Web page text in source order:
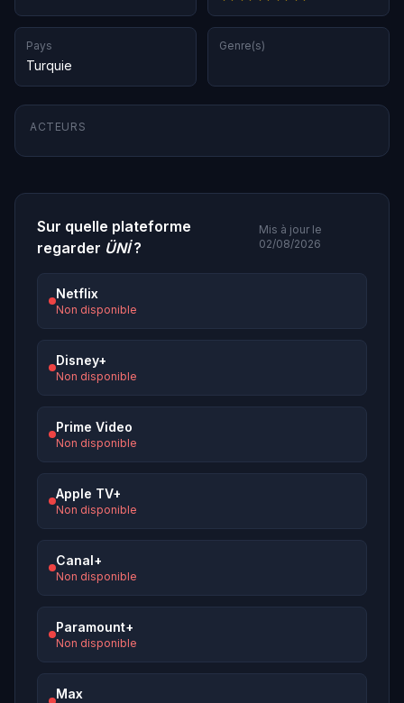
Pays
Turquie
Genre(s)
ACTEURS
Sur quelle plateforme
regarder ÜNİ?
Mis à jour le
02/08/2026
Netflix
Non disponible
Disney+
Non disponible
Prime Video
Non disponible
Apple TV+
Non disponible
Canal+
Non disponible
Paramount+
Non disponible
Max